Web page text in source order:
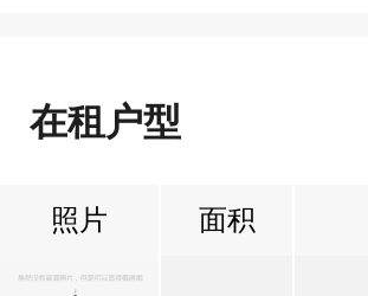
在租户型
照片 面积